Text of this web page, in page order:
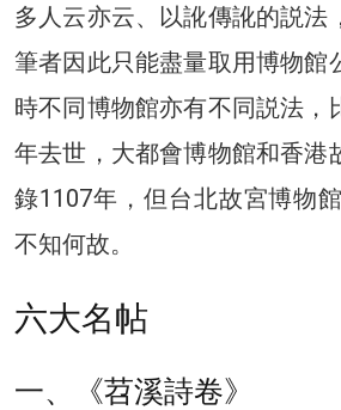
多人云亦云、以訛傳訛的説法
筆者因此只能盡量取用博物館
時不同博物館亦有不同説法，
年去世，大都會博物館和香港
錄1107年，但台北故宮博物
不知何故。
六大名帖
一、《苕溪詩卷》